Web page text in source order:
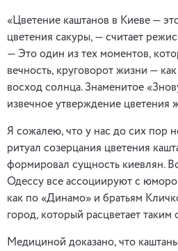
«Цветение каштанов в Киеве —
цветения сакуры, — считает
— Это один из тех моментов,
вечность, круговорот жизни — как
восход солнца. Знаменитое
извечное утверждение цветения
Я сожалею, что у нас до сих пор
ритуал созерцания цветения
формировал сущность киевлян.
Одессу все ассоциируют с
как по «Динамо» и братьям
город, который расцветает таким
Медициной доказано, что